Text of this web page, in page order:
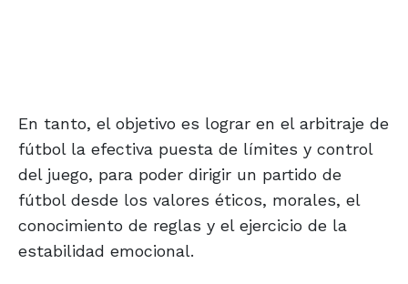
En tanto, el objetivo es lograr en el arbitraje de
fútbol la efectiva puesta de límites y control
del juego, para poder dirigir un partido de
fútbol desde los valores éticos, morales, el
conocimiento de reglas y el ejercicio de la
estabilidad emocional.